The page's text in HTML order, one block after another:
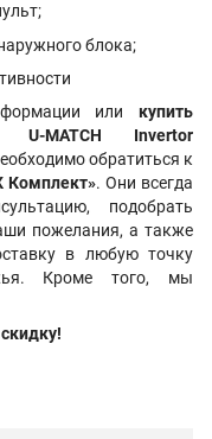
блока;
или купить
U-MATCH Invertor
обратиться к
Комплект». Они всегда
подобрать
пожелания, а также
в любую точку
Кроме того, мы